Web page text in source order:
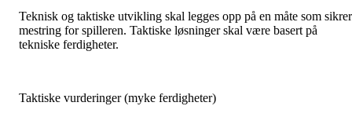
Teknisk og taktiske utvikling skal legges opp på en måte som sikrer
mestring for spilleren. Taktiske løsninger skal være basert på
tekniske ferdigheter.
Taktiske vurderinger (myke ferdigheter)